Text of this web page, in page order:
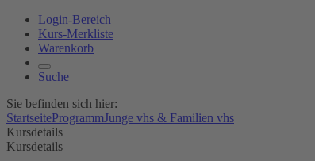
Login-Bereich
Kurs-Merkliste
Warenkorb
Suche
Sie befinden sich hier:
StartseiteProgrammJunge vhs & Familien vhs
Kursdetails
Kursdetails